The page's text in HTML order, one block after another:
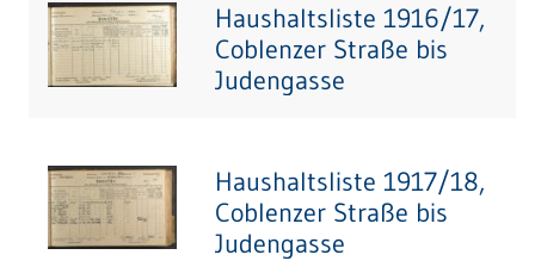
Haushaltsliste 1916/17,
Coblenzer Straße bis
Judengasse
Haushaltsliste 1917/18,
Coblenzer Straße bis
Judengasse